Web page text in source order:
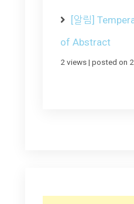
[알림]
of Abstract
2 views| posted on